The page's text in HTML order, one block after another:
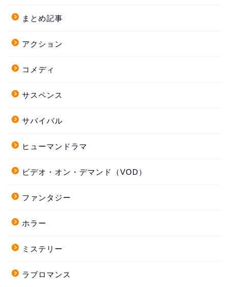
まとめ記事
アクション
コメディ
サスペンス
サバイバル
ヒューマンドラマ
ビデオ・オン・デマンド（VOD）
ファンタジー
ホラー
ミステリー
ラブロマンス